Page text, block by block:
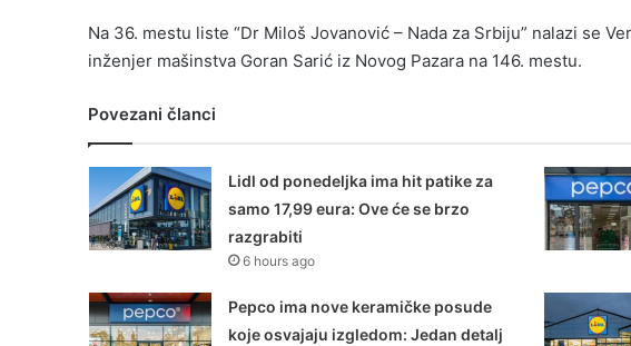
Na 36. mestu liste “Dr Miloš Jovanović – Nada za Srbiju” nalazi se
inženjer mašinstva Goran Sarić iz Novog Pazara na 146. mestu.
Povezani članci
Lidl od ponedeljka ima hit patike za
samo 17,99 eura: Ove će se brzo
razgrabiti
6 hours ago
Pepco ima nove keramičke posude
koje osvajaju izgledom: Jedan detalj